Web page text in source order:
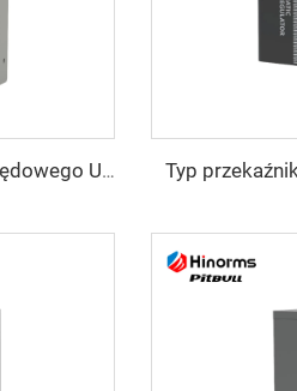
Stabilizator napięcia typu serwonapędowego UVC Seria Typ